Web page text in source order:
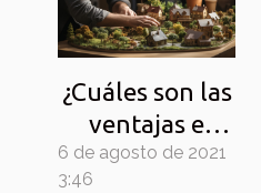
¿Cuáles son las
ventajas e
inconvenientes
6 de agosto de 2021
3:46